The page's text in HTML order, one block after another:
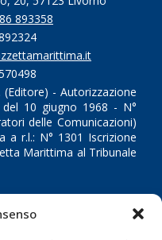
893358
- Autorizzazione
10 giugno 1968 - N°
delle Comunicazioni)
a r.l.: N° 1301 Iscrizione
Marittima al Tribunale